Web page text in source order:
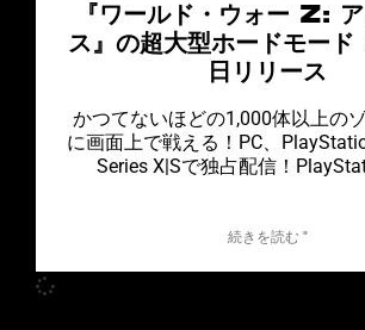
『ワールド・ウォー Z:
ス』の超大型ホードモー
日リリース
かつてないほどの1,000体以上の
に画面上で戦える！PC、
Series X|Sで独占配信！
続きを読む "